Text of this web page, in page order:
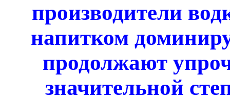
производители
напитком
продолжают
значительной